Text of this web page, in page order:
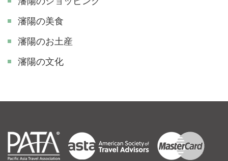
瀋陽の美食
瀋陽のお土産
瀋陽の文化